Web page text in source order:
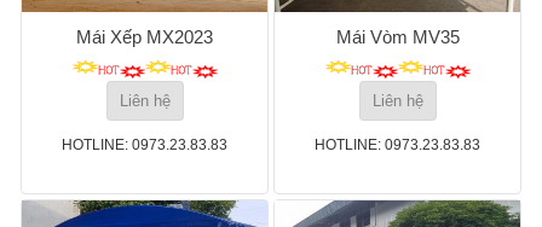
Mái Xếp MX2023
Liên hệ
HOTLINE: 0973.23.83.83
Mái Vòm MV35
Liên hệ
HOTLINE: 0973.23.83.83